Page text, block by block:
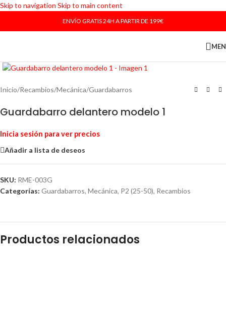
Skip to navigation Skip to main content
ENVÍO GRATIS 24H A PARTIR DE 199€
Inicio/Recambios/Mecánica/Guardabarros
Guardabarro delantero modelo 1
Inicia sesión para ver precios
Añadir a lista de deseos
SKU: RME-003G
Categorías: Guardabarros, Mecánica, P2 (25-50), Recambios
Productos relacionados